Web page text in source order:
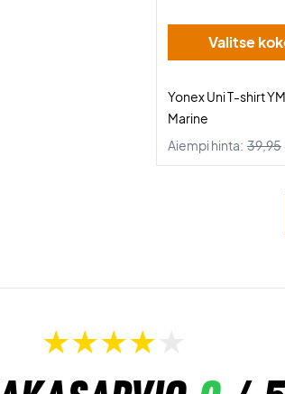
Valitse
Yonex Uni T-shirt
Marine
Aiempi hinta: 39,95